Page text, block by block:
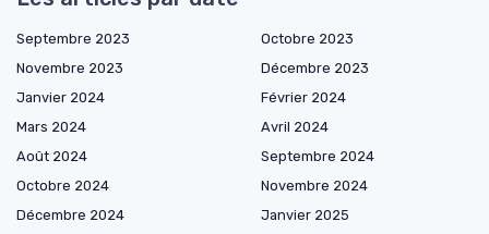
Septembre 2023
Octobre 2023
Novembre 2023
Décembre 2023
Janvier 2024
Février 2024
Mars 2024
Avril 2024
Août 2024
Septembre 2024
Octobre 2024
Novembre 2024
Décembre 2024
Janvier 2025